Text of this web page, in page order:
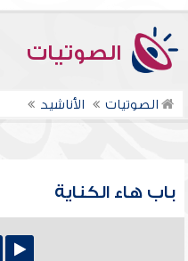
الصوتيات
الصوتيات الأناشيد
باب هاء الكناية